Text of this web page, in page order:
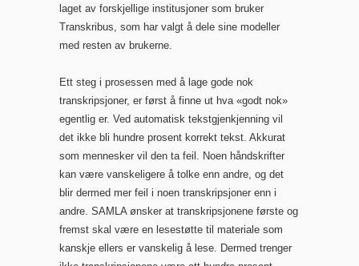
laget av forskjellige institusjoner som bruker
Transkribus, som har valgt å dele sine modeller
med resten av brukerne.
Ett steg i prosessen med å lage gode nok
transkripsjoner, er først å finne ut hva «godt nok»
egentlig er. Ved automatisk tekstgjenkjenning vil
det ikke bli hundre prosent korrekt tekst. Akkurat
som mennesker vil den ta feil. Noen håndskrifter
kan være vanskeligere å tolke enn andre, og det
blir dermed mer feil i noen transkripsjoner enn i
andre. SAMLA ønsker at transkripsjonene første og
fremst skal være en lesestøtte til materiale som
kanskje ellers er vanskelig å lese. Dermed trenger